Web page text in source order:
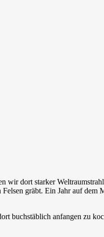
wir dort starker
gräbt. Ein Jahr auf dem
buchstäblich anfangen zu